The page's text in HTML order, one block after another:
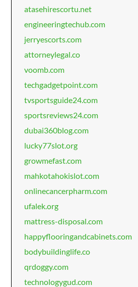
atasehirescortu.net
engineeringtechub.com
jerryescorts.com
attorneylegal.co
voomb.com
techgadgetpoint.com
tvsportsguide24.com
sportsreviews24.com
dubai360blog.com
lucky77slot.org
growmefast.com
mahkotahokislot.com
onlinecancerpharm.com
ufalek.org
mattress-disposal.com
happyflooringandcabinets.com
bodybuildinglife.co
qrdoggy.com
technologygud.com